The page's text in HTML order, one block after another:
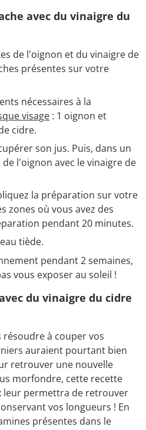
avec du vinaigre du
de l'oignon et du vinaigre de
présentes sur votre
nécessaires à la
visage : 1 oignon et
cidre.
son jus. Puis, dans un
l'oignon avec le vinaigre de
la préparation sur votre
zones où vous avez des
pendant 20 minutes.
tiède.
pendant 2 semaines,
vous exposer au soleil !
du vinaigre du cidre
résoudre à couper vos
auraient pourtant bien
retrouver une nouvelle
morfondre, cette recette
leur permettra de retrouver
vos longueurs ! En
présentes dans le